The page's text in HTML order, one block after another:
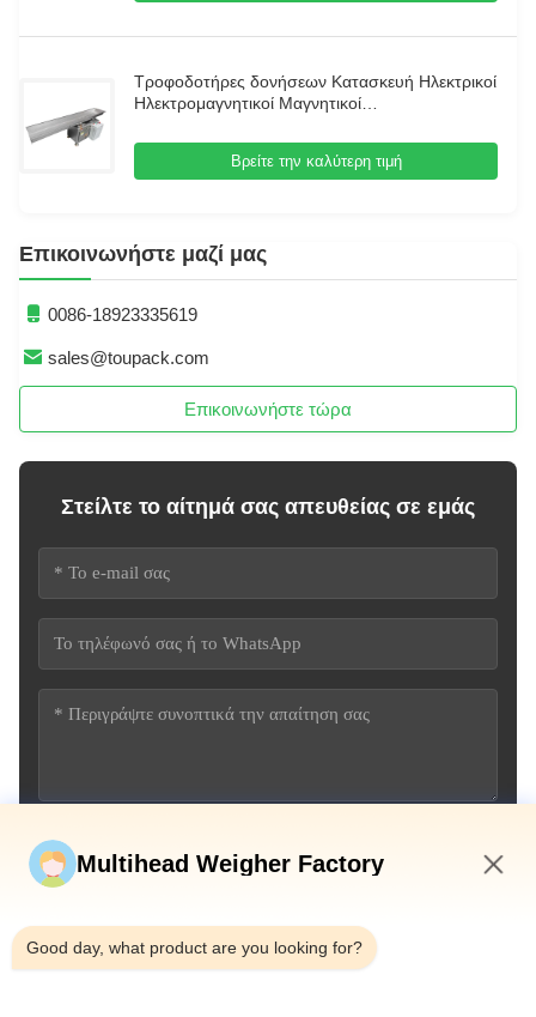
Τροφοδοτήρες δονήσεων Κατασκευή Ηλεκτρικοί
Ηλεκτρομαγνητικοί Μαγνητικοί
Τροφοδοτήρες Τροφοδοτήρες
Βρείτε την καλύτερη τιμή
Επικοινωνήστε μαζί μας
0086-18923335619
sales@toupack.com
Επικοινωνήστε τώρα
Στείλτε το αίτημά σας απευθείας σε εμάς
Multihead Weigher Factory
Good day, what product are you looking for?